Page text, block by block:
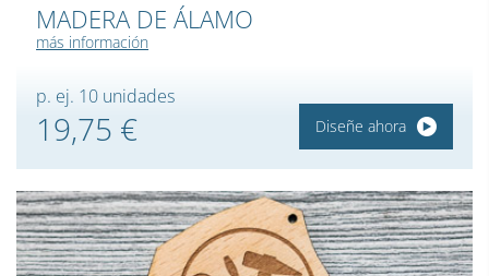
MADERA DE ÁLAMO
más información
p. ej. 10 unidades
19,75 € Diseñe ahora